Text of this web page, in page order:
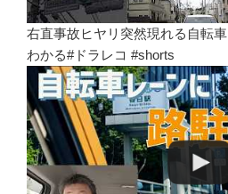
右直事故ヒヤリ突然現れる自転車
わかる#ドラレコ #shorts